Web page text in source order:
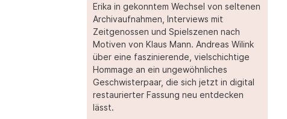
Erika in gekonntem Wechsel von seltenen
Archivaufnahmen, Interviews mit
Zeitgenossen und Spielszenen nach
Motiven von Klaus Mann. Andreas Wilink
über eine faszinierende, vielschichtige
Hommage an ein ungewöhnliches
Geschwisterpaar, die sich jetzt in digital
restaurierter Fassung neu entdecken
lässt.